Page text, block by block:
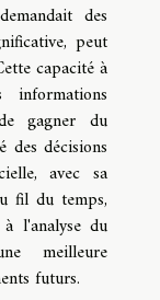
des
peut
capacité à
gagner du
des décisions
avec sa
fil du temps,
l'analyse du
meilleure
futurs.